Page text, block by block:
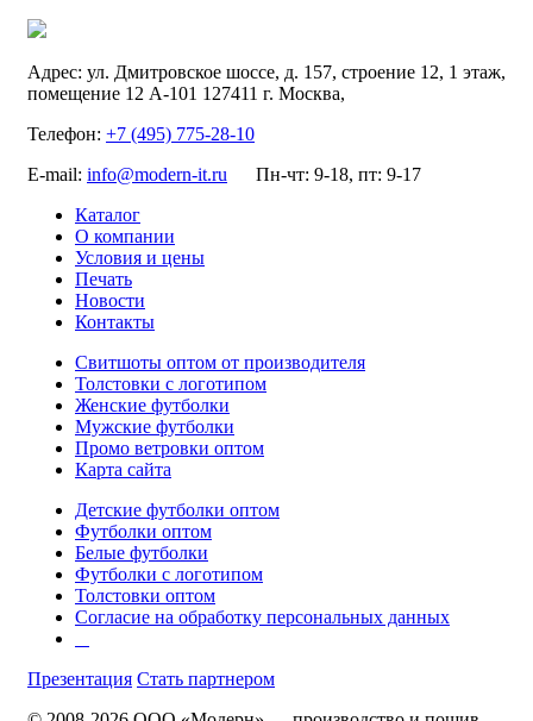
Адрес: ул. Дмитровское шоссе, д. 157, строение 12, 1 этаж,
помещение 12 А-101 127411 г. Москва,
Телефон: +7 (495) 775-28-10
E-mail: info@modern-it.ru
Пн-чт: 9-18, пт: 9-17
Каталог
О компании
Условия и цены
Печать
Новости
Контакты
Свитшоты оптом от производителя
Толстовки с логотипом
Женские футболки
Мужские футболки
Промо ветровки оптом
Карта сайта
Детские футболки оптом
Футболки оптом
Белые футболки
Футболки с логотипом
Толстовки оптом
Согласие на обработку персональных данных
Презентация Стать партнером